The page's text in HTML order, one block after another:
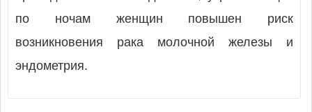
по ночам женщин повышен риск
возникновения рака молочной железы и
эндометрия.